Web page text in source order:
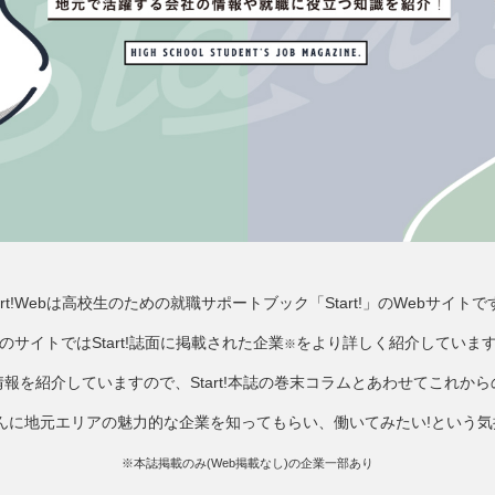
は高校生のための就職サポートブック「Start!」のWebサイトで
サイトではStart!誌面に掲載された企業※をより詳しく紹介していま
を紹介していますので、Start!本誌の巻末コラムとあわせてこれか
に地元エリアの魅力的な企業を知ってもらい、働いてみたい!という
※本誌掲載のみ(Web掲載なし)の企業一部あり